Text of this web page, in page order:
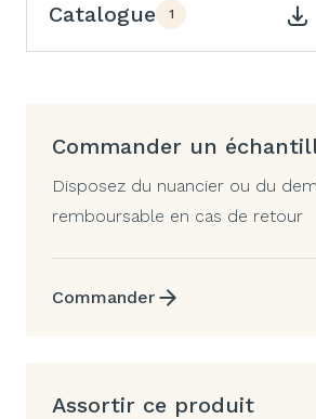
Catalogue 1
Commander un
Disposez du nuancier ou du
remboursable en cas de retour
Commander
Assortir ce produit